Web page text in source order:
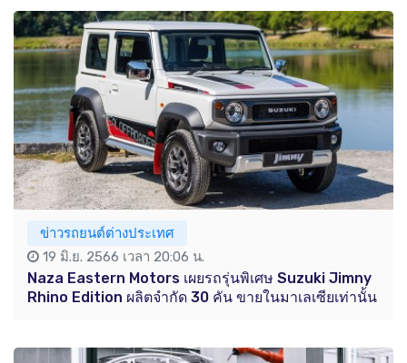
ข่าวรถยนต์ต่างประเทศ
19 มิ.ย. 2566 เวลา 20:06 น.
Naza Eastern Motors เผยรถรุ่นพิเศษ Suzuki Jimny
Rhino Edition ผลิตจำกัด 30 คัน ขายในมาเลเซียเท่านั้น